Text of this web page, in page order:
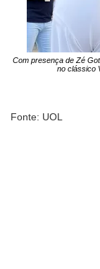
Com presença de Zé
no clássico
Fonte: UOL